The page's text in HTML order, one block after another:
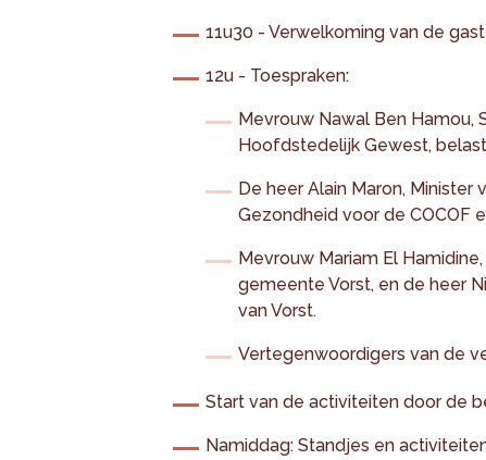
11u30 - Verwelkoming van de
12u - Toespraken:
Mevrouw Nawal Ben Hamou,
Hoofdstedelijk Gewest,
De heer Alain Maron,
Gezondheid voor de COCOF
Mevrouw Mariam El
gemeente Vorst, en de heer
van Vorst.
Vertegenwoordigers van de
Start van de activiteiten door de
Namiddag: Standjes en